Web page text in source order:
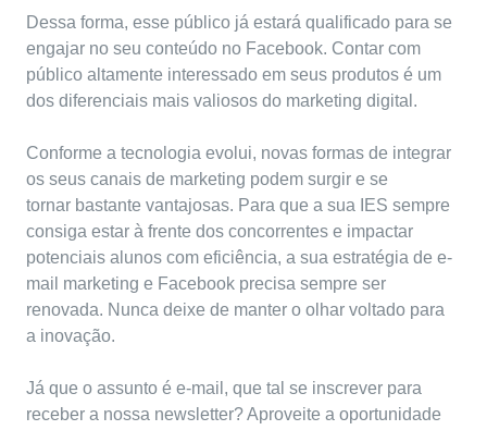
Dessa forma, esse público já estará qualificado para se
engajar no seu conteúdo no Facebook. Contar com
público altamente interessado em seus produtos é um
dos diferenciais mais valiosos do marketing digital.
Conforme a tecnologia evolui, novas formas de integrar
os seus canais de marketing podem surgir e se
tornar bastante vantajosas. Para que a sua IES sempre
consiga estar à frente dos concorrentes e impactar
potenciais alunos com eficiência, a sua estratégia de e-
mail marketing e Facebook precisa sempre ser
renovada. Nunca deixe de manter o olhar voltado para
a inovação.
Já que o assunto é e-mail, que tal se inscrever para
receber a nossa newsletter? Aproveite a oportunidade